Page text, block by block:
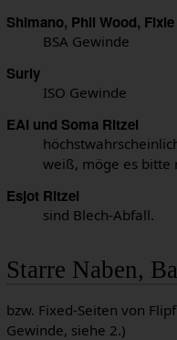
Shimano, Phil Wood,
BSA Gewinde
Surly
ISO Gewinde
EAI und Soma Ritzel
weiß, möge es bitte
Esjot Ritzel
sind Blech-Abfall.
Starre Naben,
bzw. Fixed-Seiten von
Gewinde, siehe 2.)